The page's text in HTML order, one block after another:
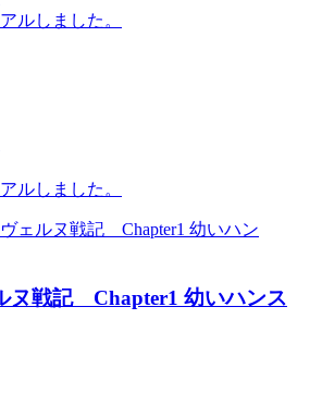
ルしました。
ルしました。
ヌ戦記 Chapter1 幼いハンス